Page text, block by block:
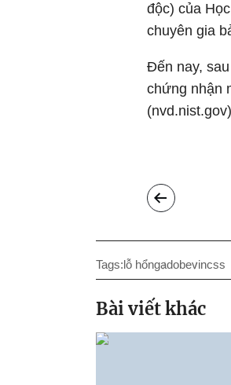
độc) của
chuyên gia
Đến nay,
chứng nhận
Tags:lỗ hổngadobevincss
Bài viết khác